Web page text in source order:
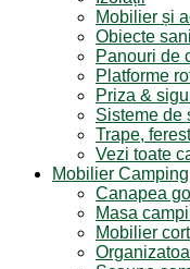
Mobilier și
Obiecte
Panouri de
Platforme
Priza &
Sisteme de
Trape,
Vezi toate
Mobilier Camping
Canapea
Masa
Mobilier cort